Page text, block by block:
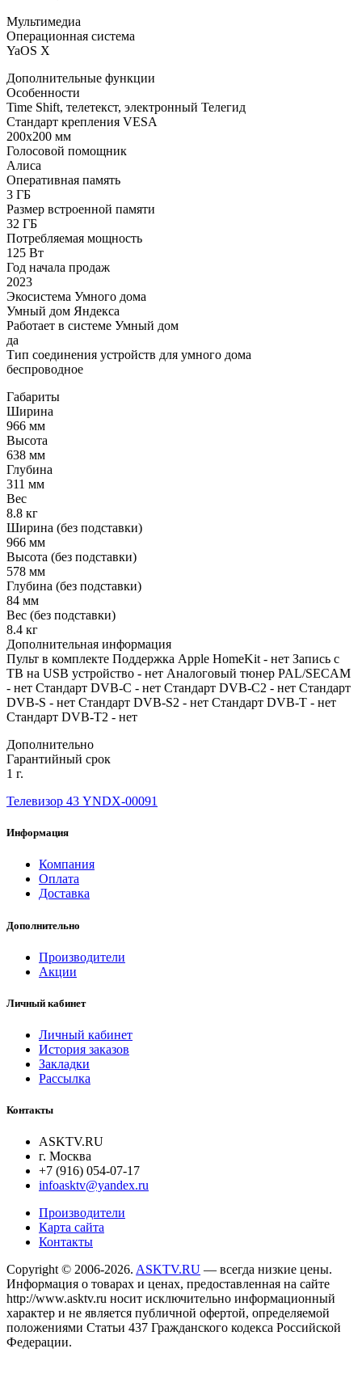
Мультимедиа
Операционная система
YaOS X
Дополнительные функции
Особенности
Time Shift, телетекст, электронный Телегид
Стандарт крепления VESA
200x200 мм
Голосовой помощник
Алиса
Оперативная память
3 ГБ
Размер встроенной памяти
32 ГБ
Потребляемая мощность
125 Вт
Год начала продаж
2023
Экосистема Умного дома
Умный дом Яндекса
Работает в системе Умный дом
да
Тип соединения устройств для умного дома
беспроводное
Габариты
Ширина
966 мм
Высота
638 мм
Глубина
311 мм
Вес
8.8 кг
Ширина (без подставки)
966 мм
Высота (без подставки)
578 мм
Глубина (без подставки)
84 мм
Вес (без подставки)
8.4 кг
Дополнительная информация
Пульт в комплекте Поддержка Apple HomeKit - нет Запись с
ТВ на USB устройство - нет Аналоговый тюнер PAL/SECAM
- нет Стандарт DVB-C - нет Стандарт DVB-C2 - нет Стандарт
DVB-S - нет Стандарт DVB-S2 - нет Стандарт DVB-T - нет
Стандарт DVB-T2 - нет
Дополнительно
Гарантийный срок
1 г.
Телевизор 43 YNDX-00091
Информация
Компания
Оплата
Доставка
Дополнительно
Производители
Акции
Личный кабинет
Личный кабинет
История заказов
Закладки
Рассылка
Контакты
ASKTV.RU
г. Москва
+7 (916) 054-07-17
infoasktv@yandex.ru
Производители
Карта сайта
Контакты
Copyright © 2006-2026. ASKTV.RU — всегда низкие цены.
Информация о товарах и ценах, предоставленная на сайте
http://www.asktv.ru носит исключительно информационный
характер и не является публичной офертой, определяемой
положениями Статьи 437 Гражданского кодекса Российской
Федерации.